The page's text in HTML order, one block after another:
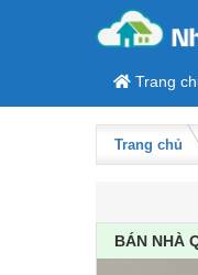
Trang
Trang chủ
BÁN NHÀ